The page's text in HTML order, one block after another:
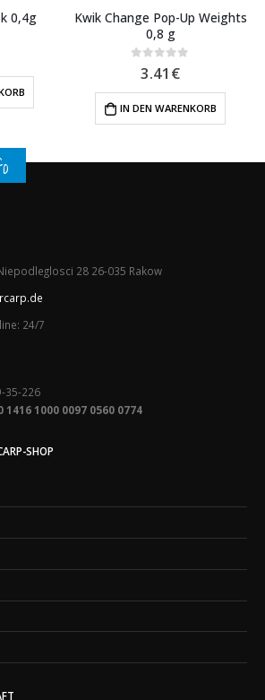
0,4g
Kwik Change Pop-Up Weights
0,8 g
out of 5
3.41 €
IN DEN WARENKORB
28 26-035 Rakow
24/7
35-226
1000 0097 0560 0774
SHOP